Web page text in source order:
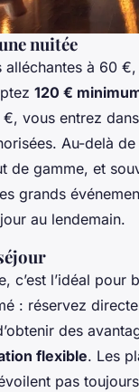
nuitée
à 60
120 €
vous entrez
Au-delà de
de gamme, et
grands
au lendemain.
c’est l’idéal
: réservez
des
flexible. Les
pas